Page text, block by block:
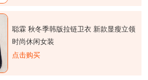
聪霖 秋冬季韩版拉链卫衣 新款显瘦立领
时尚休闲女装
点击购买